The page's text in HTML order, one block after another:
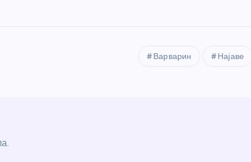
Варварин Најаве